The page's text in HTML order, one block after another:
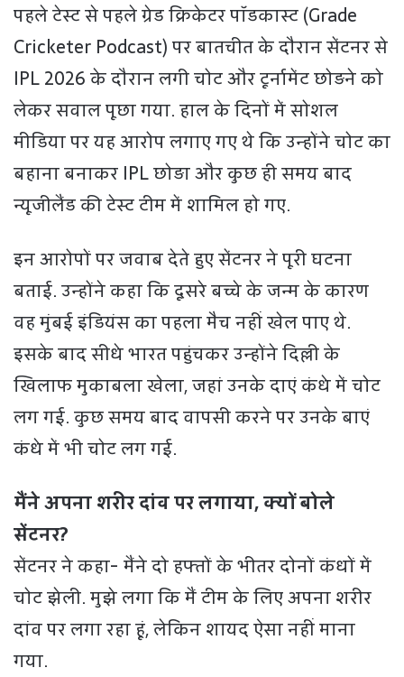
पहले टेस्ट से पहले ग्रेड क्रिकेटर पॉडकास्ट (Grade
Cricketer Podcast) पर बातचीत के दौरान सेंटनर से
IPL 2026 के दौरान लगी चोट और टूर्नामेंट छोड़ने को
लेकर सवाल पूछा गया. हाल के दिनों में सोशल
मीडिया पर यह आरोप लगाए गए थे कि उन्होंने चोट का
बहाना बनाकर IPL छोड़ा और कुछ ही समय बाद
न्यूजीलैंड की टेस्ट टीम में शामिल हो गए.
इन आरोपों पर जवाब देते हुए सेंटनर ने पूरी घटना
बताई. उन्होंने कहा कि दूसरे बच्चे के जन्म के कारण
वह मुंबई इंडियंस का पहला मैच नहीं खेल पाए थे.
इसके बाद सीधे भारत पहुंचकर उन्होंने दिल्ली के
खिलाफ मुकाबला खेला, जहां उनके दाएं कंधे में चोट
लग गई. कुछ समय बाद वापसी करने पर उनके बाएं
कंधे में भी चोट लग गई.
मैंने अपना शरीर दांव पर लगाया, क्यों बोले
सेंटनर?
सेंटनर ने कहा- मैंने दो हफ्तों के भीतर दोनों कंधों में
चोट झेली. मुझे लगा कि मैं टीम के लिए अपना शरीर
दांव पर लगा रहा हूं, लेकिन शायद ऐसा नहीं माना
गया.